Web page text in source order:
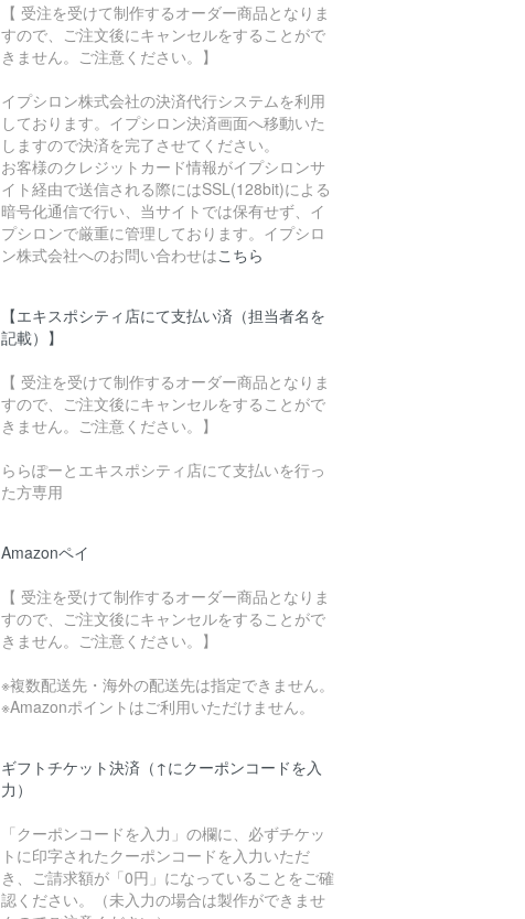
【 受注を受けて制作するオーダー商品となりま
すので、ご注文後にキャンセルをすることがで
きません。ご注意ください。】
イプシロン株式会社の決済代行システムを利用
しております。イプシロン決済画面へ移動いた
しますので決済を完了させてください。
お客様のクレジットカード情報がイプシロンサ
イト経由で送信される際にはSSL(128bit)による
暗号化通信で行い、当サイトでは保有せず、イ
プシロンで厳重に管理しております。イプシロ
ン株式会社へのお問い合わせはこちら
【エキスポシティ店にて支払い済（担当者名を
記載）】
【 受注を受けて制作するオーダー商品となりま
すので、ご注文後にキャンセルをすることがで
きません。ご注意ください。】
ららぽーとエキスポシティ店にて支払いを行っ
た方専用
Amazonペイ
【 受注を受けて制作するオーダー商品となりま
すので、ご注文後にキャンセルをすることがで
きません。ご注意ください。】
※複数配送先・海外の配送先は指定できません。
※Amazonポイントはご利用いただけません。
ギフトチケット決済（↑にクーポンコードを入
力）
「クーポンコードを入力」の欄に、必ずチケッ
トに印字されたクーポンコードを入力いただ
き、ご請求額が「0円」になっていることをご確
認ください。（未入力の場合は製作ができませ